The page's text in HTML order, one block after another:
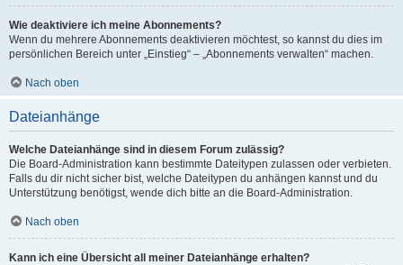
Wie deaktiviere ich meine Abonnements?
Wenn du mehrere Abonnements deaktivieren möchtest, so kannst du dies im
persönlichen Bereich unter „Einstieg“ – „Abonnements verwalten“ machen.
Nach oben
Dateianhänge
Welche Dateianhänge sind in diesem Forum zulässig?
Die Board-Administration kann bestimmte Dateitypen zulassen oder verbieten.
Falls du dir nicht sicher bist, welche Dateitypen du anhängen kannst und du
Unterstützung benötigst, wende dich bitte an die Board-Administration.
Nach oben
Kann ich eine Übersicht all meiner Dateianhänge erhalten?